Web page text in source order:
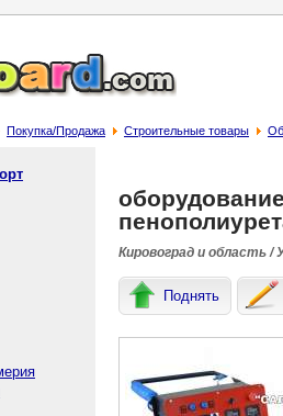
Покупка/Продажа Строительные товары
Кировоград и область /
Поднять